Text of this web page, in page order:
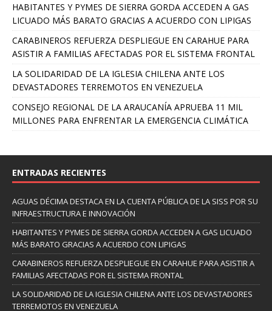
HABITANTES Y PYMES DE SIERRA GORDA ACCEDEN A GAS
LICUADO MÁS BARATO GRACIAS A ACUERDO CON LIPIGAS
CARABINEROS REFUERZA DESPLIEGUE EN CARAHUE PARA
ASISTIR A FAMILIAS AFECTADAS POR EL SISTEMA FRONTAL
LA SOLIDARIDAD DE LA IGLESIA CHILENA ANTE LOS
DEVASTADORES TERREMOTOS EN VENEZUELA
CONSEJO REGIONAL DE LA ARAUCANÍA APRUEBA 11 MIL
MILLONES PARA ENFRENTAR LA EMERGENCIA CLIMÁTICA
ENTRADAS RECIENTES
AGUAS DÉCIMA DESTACA EN LA CUENTA PÚBLICA DE LA SISS POR SU
INFRAESTRUCTURA E INNOVACIÓN
HABITANTES Y PYMES DE SIERRA GORDA ACCEDEN A GAS LICUADO
MÁS BARATO GRACIAS A ACUERDO CON LIPIGAS
CARABINEROS REFUERZA DESPLIEGUE EN CARAHUE PARA ASISTIR A
FAMILIAS AFECTADAS POR EL SISTEMA FRONTAL
LA SOLIDARIDAD DE LA IGLESIA CHILENA ANTE LOS DEVASTADORES
TERREMOTOS EN VENEZUELA